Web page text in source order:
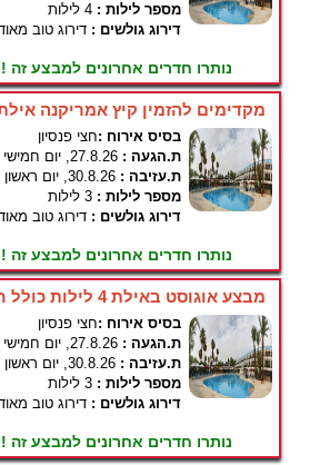
מספר לילות : 4 לילות
דירוג גולשים : דירוג טוב
נותרו חדרים אחרונים למבצע זה !
מקדימים להזמין קיץ אמריקנה אילת
בסיס אירוח :חצי פנסיון
ת.הגעה : 27.8.26, יום חמישי
ת.עזיבה : 30.8.26, יום ראשון
מספר לילות : 3 לילות
דירוג גולשים : דירוג טוב
נותרו חדרים אחרונים למבצע זה !
מבצע אוגוסט באילת 4 לילות כולל חצי פנסיון
בסיס אירוח :חצי פנסיון
ת.הגעה : 27.8.26, יום חמישי
ת.עזיבה : 30.8.26, יום ראשון
מספר לילות : 3 לילות
דירוג גולשים : דירוג טוב
נותרו חדרים אחרונים למבצע זה !